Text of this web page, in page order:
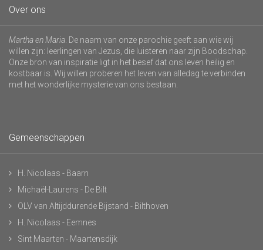
Over ons
Martha en Maria . De naam van onze parochie geeft aan wie wij
willen zijn: leerlingen van Jezus, die luisteren naar zijn Boodschap.
Onze bron van inspiratie ligt in het besef dat ons leven heilig en
kostbaar is. Wij willen proberen het leven van alledag te verbinden
met het wonderlijke mysterie van ons bestaan.
Gemeenschappen
H. Nicolaas - Baarn
Michaël-Laurens - De Bilt
OLV van Altijddurende Bijstand - Bilthoven
H. Nicolaas - Eemnes
Sint Maarten - Maartensdijk